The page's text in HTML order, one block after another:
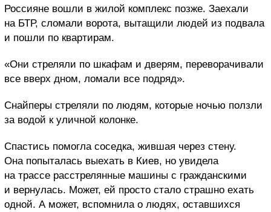
Россияне вошли в жилой комплекс позже. Заехали
на БТР, сломали ворота, вытащили людей из подвала
и пошли по квартирам.
«Они стреляли по шкафам и дверям, переворачивали
все вверх дном, ломали все подряд».
Снайперы стреляли по людям, которые ночью ползли
за водой к уличной колонке.
Спастись помогла соседка, жившая через стену.
Она попыталась выехать в Киев, но увидела
на трассе расстрелянные машины с гражданскими
и вернулась. Может, ей просто стало страшно ехать
одной. А может, вспомнила о людях, оставшихся